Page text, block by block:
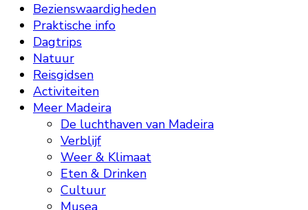
Bezienswaardigheden
Praktische info
Dagtrips
Natuur
Reisgidsen
Activiteiten
Meer Madeira
De luchthaven van Madeira
Verblijf
Weer & Klimaat
Eten & Drinken
Cultuur
Musea